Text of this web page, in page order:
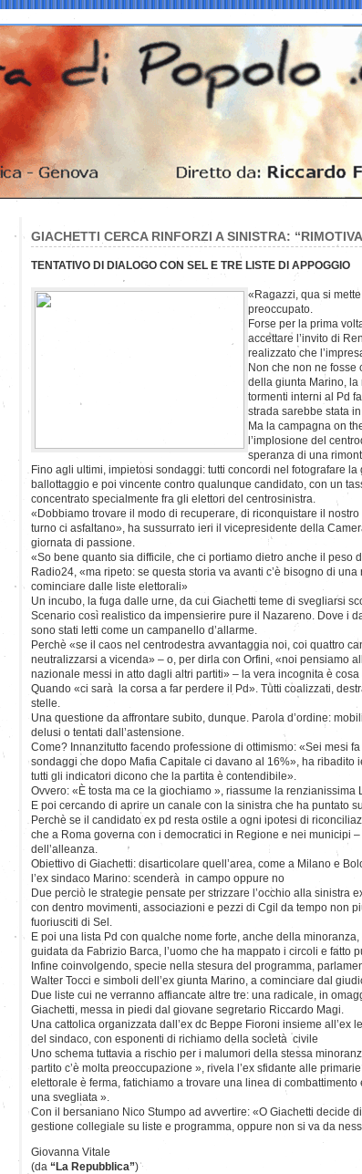
GIACHETTI CERCA RINFORZI A SINISTRA:
TENTATIVO DI DIALOGO CON SEL E TRE LISTE DI APPOGGIO
«Ragazzi, qua si
preoccupato.
Forse per la prima
accettare l’invito di
realizzato che
Non che non ne fosse
della giunta Marino, la
tormenti interni al Pd
strada sarebbe stata
Ma la campagna on
l’implosione del
speranza di una
Fino agli ultimi, impietosi sondaggi: tutti concordi nel fotografare
ballottaggio e poi vincente contro qualunque candidato, con un
concentrato specialmente fra gli elettori del centrosinistra.
«Dobbiamo trovare il modo di recuperare, di riconquistare il
turno ci asfaltano», ha sussurrato ieri il vicepresidente della
giornata di passione.
«So bene quanto sia difficile, che ci portiamo dietro anche il peso
Radio24, «ma ripeto: se questa storia va avanti c’è bisogno di
cominciare dalle liste elettorali»
Un incubo, la fuga dalle urne, da cui Giachetti teme di svegliarsi
Scenario così realistico da impensierire pure il Nazareno. Dove i
sono stati letti come un campanello d’allarme.
Perchè «se il caos nel centrodestra avvantaggia noi, coi quattro
neutralizzarsi a vicenda» – o, per dirla con Orfini, «noi pensiamo
nazionale messi in atto dagli altri partiti» – la vera incognita è
Quando «ci sarà la corsa a far perdere il Pd». Tutti coalizzati,
stelle.
Una questione da affrontare subito, dunque. Parola d’ordine:
delusi o tentati dall’astensione.
Come? Innanzitutto facendo professione di ottimismo: «Sei mesi
sondaggi che dopo Mafia Capitale ci davano al 16%», ha ribadito
tutti gli indicatori dicono che la partita è contendibile».
Ovvero: «È tosta ma ce la giochiamo », riassume la renzianissima
E poi cercando di aprire un canale con la sinistra che ha puntato
Perchè se il candidato ex pd resta ostile a ogni ipotesi di
che a Roma governa con i democratici in Regione e nei municipi
dell’alleanza.
Obiettivo di Giachetti: disarticolare quell’area, come a Milano e
l’ex sindaco Marino: scenderà in campo oppure no
Due perciò le strategie pensate per strizzare l’occhio alla sinistra
con dentro movimenti, associazioni e pezzi di Cgil da tempo non
fuoriusciti di Sel.
E poi una lista Pd con qualche nome forte, anche della
guidata da Fabrizio Barca, l’uomo che ha mappato i circoli e fatto
Infine coinvolgendo, specie nella stesura del programma,
Walter Tocci e simboli dell’ex giunta Marino, a cominciare dal
Due liste cui ne verranno affiancate altre tre: una radicale, in
Giachetti, messa in piedi dal giovane segretario Riccardo Magi.
Una cattolica organizzata dall’ex dc Beppe Fioroni insieme all’ex
del sindaco, con esponenti di richiamo della società civile
Uno schema tuttavia a rischio per i malumori della stessa
partito c’è molta preoccupazione », rivela l’ex sfidante alle
elettorale è ferma, fatichiamo a trovare una linea di
una svegliata ».
Con il bersaniano Nico Stumpo ad avvertire: «O Giachetti decide
gestione collegiale su liste e programma, oppure non si va da
Giovanna Vitale
(da “La Repubblica”)